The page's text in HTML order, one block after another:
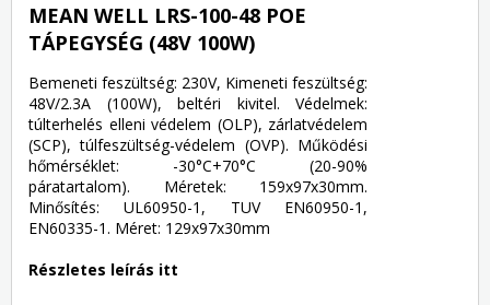
MEAN WELL LRS-100-48 POE
TÁPEGYSÉG (48V 100W)
Bemeneti feszültség: 230V, Kimeneti feszültség:
48V/2.3A (100W), beltéri kivitel. Védelmek:
túlterhelés elleni védelem (OLP), zárlatvédelem
(SCP), túlfeszültség-védelem (OVP). Működési
hőmérséklet: -30°C+70°C (20-90%
páratartalom). Méretek: 159x97x30mm.
Minősítés: UL60950-1, TUV EN60950-1,
EN60335-1. Méret: 129x97x30mm
Részletes leírás itt